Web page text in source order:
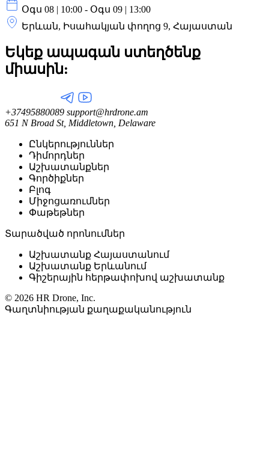
Օգս 08 | 10:00 - Օգս 09 | 13:00
Երևան, Իսահակյան փողոց 9, Հայաստան
Եկեք ապագան ստեղծենք
միասին:
+37495880089 support@hrdrone.am
651 N Broad St, Middletown, Delaware
Ընկերություններ
Դիմորդներ
Աշխատանքներ
Գործիքներ
Բլոգ
Միջոցառումներ
Փաթեթներ
Տարածված որոնումներ
Աշխատանք Հայաստանում
Աշխատանք Երևանում
Գիշերային հերթափոխով աշխատանք
© 2026 HR Drone, Inc.
Գաղտնիության քաղաքականություն